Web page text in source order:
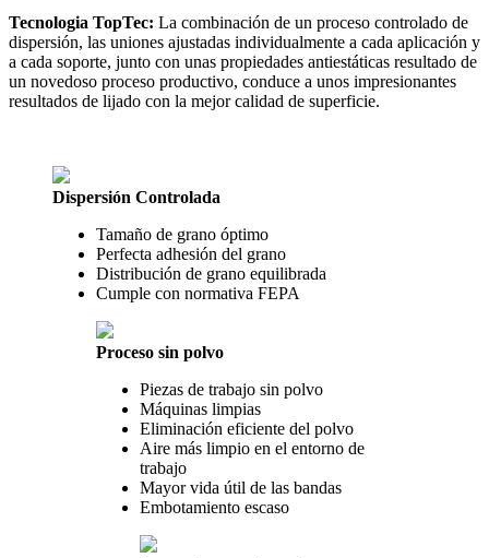
Tecnologia TopTec: La combinación de un proceso controlado de
dispersión, las uniones ajustadas individualmente a cada aplicación y
a cada soporte, junto con unas propiedades antiestáticas resultado de
un novedoso proceso productivo, conduce a unos impresionantes
resultados de lijado con la mejor calidad de superficie.
Dispersión Controlada
Tamaño de grano óptimo
Perfecta adhesión del grano
Distribución de grano equilibrada
Cumple con normativa FEPA
Proceso sin polvo
Piezas de trabajo sin polvo
Máquinas limpias
Eliminación eficiente del polvo
Aire más limpio en el entorno de
trabajo
Mayor vida útil de las bandas
Embotamiento escaso